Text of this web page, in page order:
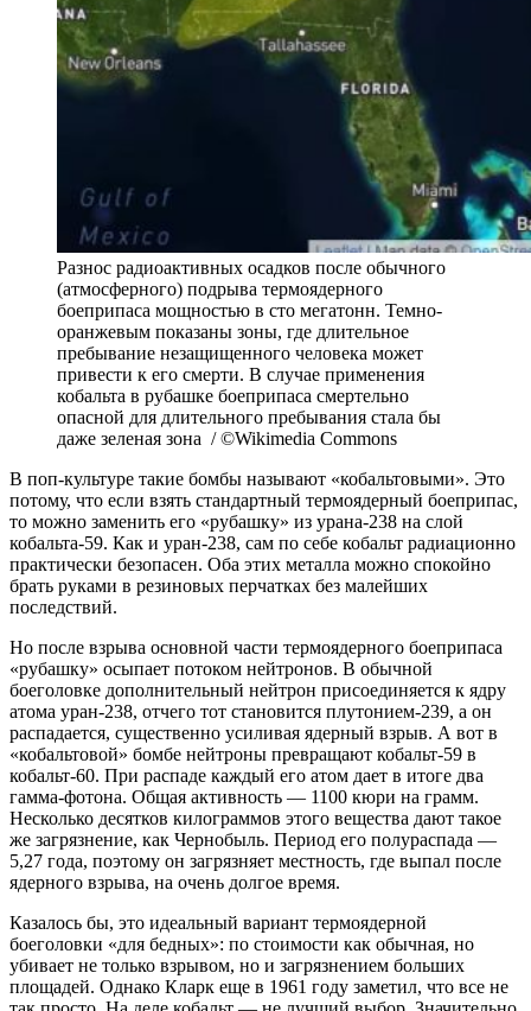
Разнос радиоактивных осадков после обычного
(атмосферного) подрыва термоядерного
боеприпаса мощностью в сто мегатонн. Темно-
оранжевым показаны зоны, где длительное
пребывание незащищенного человека может
привести к его смерти. В случае применения
кобальта в рубашке боеприпаса смертельно
опасной для длительного пребывания стала бы
даже зеленая зона / ©Wikimedia Commons
В поп-культуре такие бомбы называют «кобальтовыми». Это
потому, что если взять стандартный термоядерный боеприпас,
то можно заменить его «рубашку» из урана-238 на слой
кобальта-59. Как и уран-238, сам по себе кобальт радиационно
практически безопасен. Оба этих металла можно спокойно
брать руками в резиновых перчатках без малейших
последствий.
Но после взрыва основной части термоядерного боеприпаса
«рубашку» осыпает потоком нейтронов. В обычной
боеголовке дополнительный нейтрон присоединяется к ядру
атома уран-238, отчего тот становится плутонием-239, а он
распадается, существенно усиливая ядерный взрыв. А вот в
«кобальтовой» бомбе нейтроны превращают кобальт-59 в
кобальт-60. При распаде каждый его атом дает в итоге два
гамма-фотона. Общая активность — 1100 кюри на грамм.
Несколько десятков килограммов этого вещества дают такое
же загрязнение, как Чернобыль. Период его полураспада —
5,27 года, поэтому он загрязняет местность, где выпал после
ядерного взрыва, на очень долгое время.
Казалось бы, это идеальный вариант термоядерной
боеголовки «для бедных»: по стоимости как обычная, но
убивает не только взрывом, но и загрязнением больших
площадей. Однако Кларк еще в 1961 году заметил, что все не